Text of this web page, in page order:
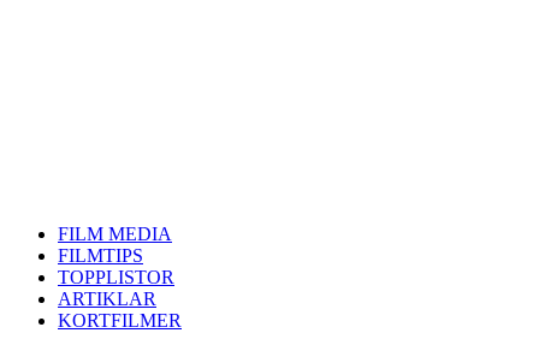
FILM MEDIA
FILMTIPS
TOPPLISTOR
ARTIKLAR
KORTFILMER